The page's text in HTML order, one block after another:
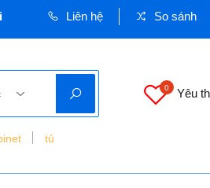
dụng và Công nghiệp - Cơ quan
Liên hệ So sánh
tủ
0 Yêu